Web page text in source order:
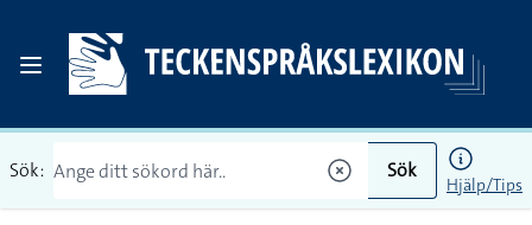
Sök: Sök
Hjälp/Tips